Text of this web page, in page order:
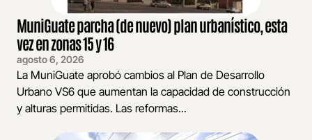
MuniGuate parcha (de nuevo) plan urbanístico, esta
vez en zonas 15 y 16
agosto 6, 2026
La MuniGuate aprobó cambios al Plan de Desarrollo
Urbano VS6 que aumentan la capacidad de construcción
y alturas permitidas. Las reformas...